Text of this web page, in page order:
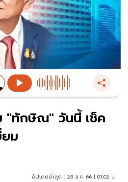
"ทักษิณ" วันนี้ เช็ค
ยม
อัปเดตล่าสุด : 28 ส.ค. 66 | 01:02 น.